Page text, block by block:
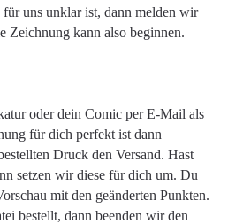
für uns unklar ist, dann melden wir
Zeichnung kann also beginnen.
oder dein Comic per E-Mail als
für dich perfekt ist dann
Druck den Versand. Hast
setzen wir diese für dich um. Du
mit den geänderten Punkten.
bestellt, dann beenden wir den